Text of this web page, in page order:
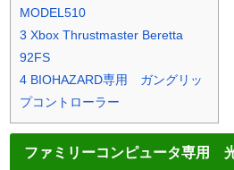
MODEL510
3 Xbox Thrustmaster Beretta
92FS
4 BIOHAZARD専用 ガングリッ
プコントローラー
ファミリーコンピュータ専用